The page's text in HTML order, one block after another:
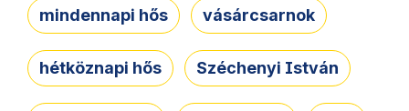
mindennapi hős vásárcsarnok
hétköznapi hős Széchenyi István